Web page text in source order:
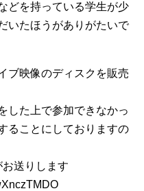
どを持っている学生が少
いたほうがありがたいで
ブ映像のディスクを販売
した上で参加できなかっ
ることにしておりますの
送りします